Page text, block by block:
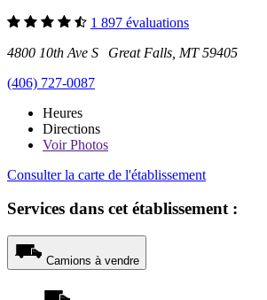
1 897 évaluations
4800 10th Ave S Great Falls, MT 59405
(406) 727-0087
Heures
Directions
VoirPhotos
Consulter la carte de l'établissement
Services dans cet établissement :
Camions à vendre